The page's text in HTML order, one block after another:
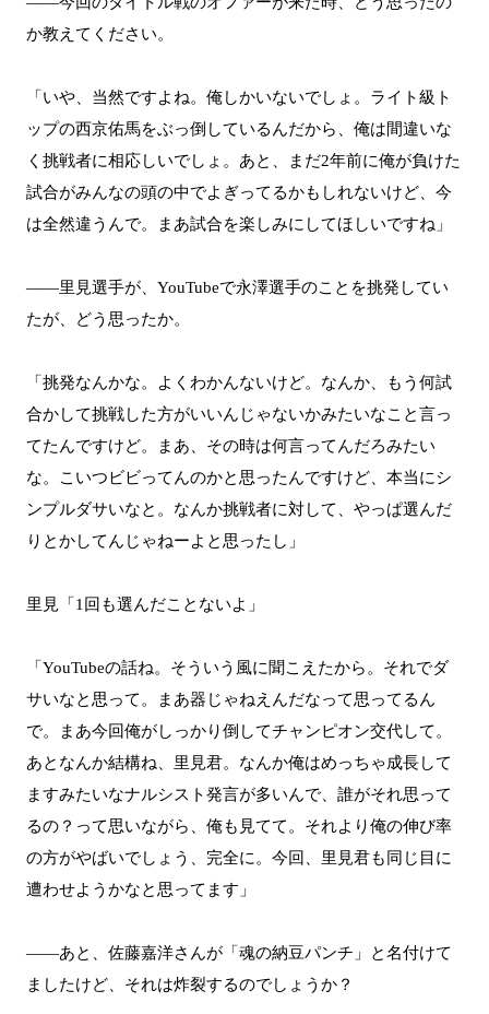
か教えてください。
「いや、当然ですよね。俺しかいないでしょ。ライト級ト
ップの西京佑馬をぶっ倒しているんだから、俺は間違いな
く挑戦者に相応しいでしょ。あと、まだ2年前に俺が負けた
試合がみんなの頭の中でよぎってるかもしれないけど、今
は全然違うんで。まあ試合を楽しみにしてほしいですね」
――里見選手が、YouTubeで永澤選手のことを挑発してい
たが、どう思ったか。
「挑発なんかな。よくわかんないけど。なんか、もう何試
合かして挑戦した方がいいんじゃないかみたいなこと言っ
てたんですけど。まあ、その時は何言ってんだろみたい
な。こいつビビってんのかと思ったんですけど、本当にシ
ンプルダサいなと。なんか挑戦者に対して、やっぱ選んだ
りとかしてんじゃねーよと思ったし」
里見「1回も選んだことないよ」
「YouTubeの話ね。そういう風に聞こえたから。それでダ
サいなと思って。まあ器じゃねえんだなって思ってるん
で。まあ今回俺がしっかり倒してチャンピオン交代して。
あとなんか結構ね、里見君。なんか俺はめっちゃ成長して
ますみたいなナルシスト発言が多いんで、誰がそれ思って
るの？って思いながら、俺も見てて。それより俺の伸び率
の方がやばいでしょう、完全に。今回、里見君も同じ目に
遭わせようかなと思ってます」
――あと、佐藤嘉洋さんが「魂の納豆パンチ」と名付けて
ましたけど、それは炸裂するのでしょうか？